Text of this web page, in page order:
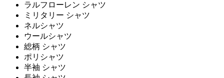
ラルフローレン シャツ
ミリタリー シャツ
ネルシャツ
ウールシャツ
総柄 シャツ
ポリシャツ
半袖 シャツ